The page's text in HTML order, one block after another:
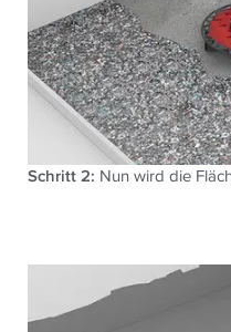
Schritt 2: Nun wird die